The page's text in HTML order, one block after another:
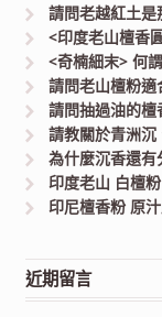
請問老越紅土是
<印度老山檀香
<奇楠細末> 何
請問老山檀粉
請問抽過油的
請教關於青洲
為什麼沉香還有
印度老山 白檀
印尼檀香粉 原
近期留言